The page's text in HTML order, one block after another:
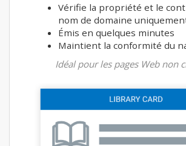
Vérifie la propriété et le
nom de domaine
Émis en quelques minutes
Maintient la conformité du
Idéal pour les pages Web non